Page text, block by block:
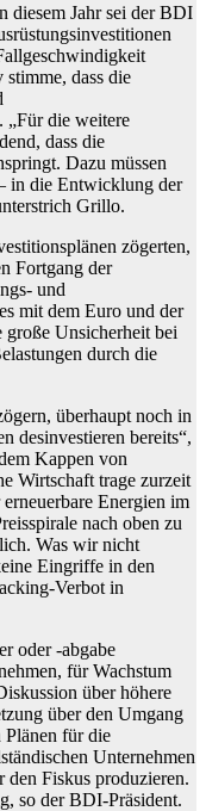
diesem Jahr sei der BDI
dass die
„Für die weitere
dass die
Dazu müssen
in die Entwicklung der
Grillo.
zögerten,
Fortgang der
und
mit dem Euro und der
große Unsicherheit bei
durch die
überhaupt noch in
desinvestieren bereits“,
Kappen von
Wirtschaft trage zurzeit
Energien im
nach oben zu
Was wir nicht
Eingriffe in den
Verbot in
oder -abgabe
für Wachstum
über höhere
über den Umgang
Plänen für die
Unternehmen
Fiskus produzieren.
so der BDI-Präsident.